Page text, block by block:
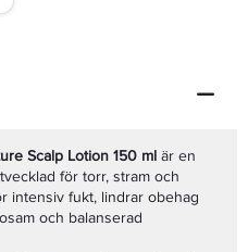
Scalp Lotion 150 ml är en
för torr, stram och
intensiv fukt, lindrar obehag
och balanserad